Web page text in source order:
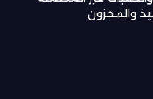
والمخزون